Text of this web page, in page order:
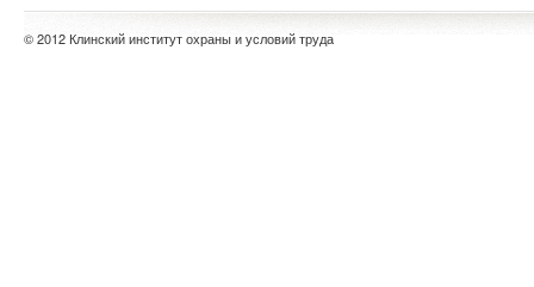
© 2012 Клинский институт охраны и условий труда